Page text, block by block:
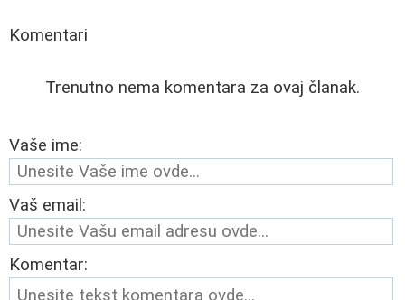
Komentari
Trenutno nema komentara za ovaj članak.
Vaše ime:
Vaš email:
Komentar: